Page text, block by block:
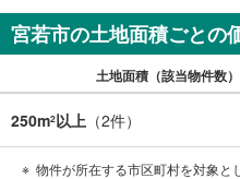
宮若市の土地面積ごとの
土地面積（該当物件数）
250m2以上 （2件）
物件が所在する市区町村を対象と